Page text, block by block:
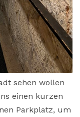
sehen wollen
einen kurzen
Parkplatz, um